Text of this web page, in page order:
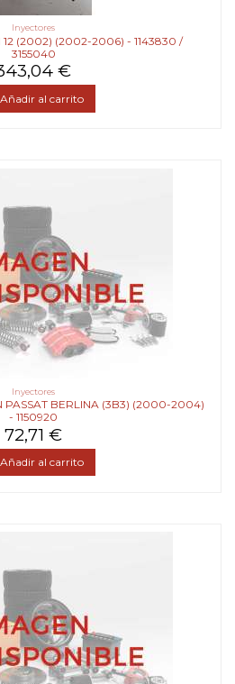
Inyectores
12 (2002) (2002-2006) - 1143830 /
3155040
€
Añadir al carrito
Inyectores
PASSAT BERLINA (3B3) (2000-2004)
- 1150920
72,71 €
Añadir al carrito